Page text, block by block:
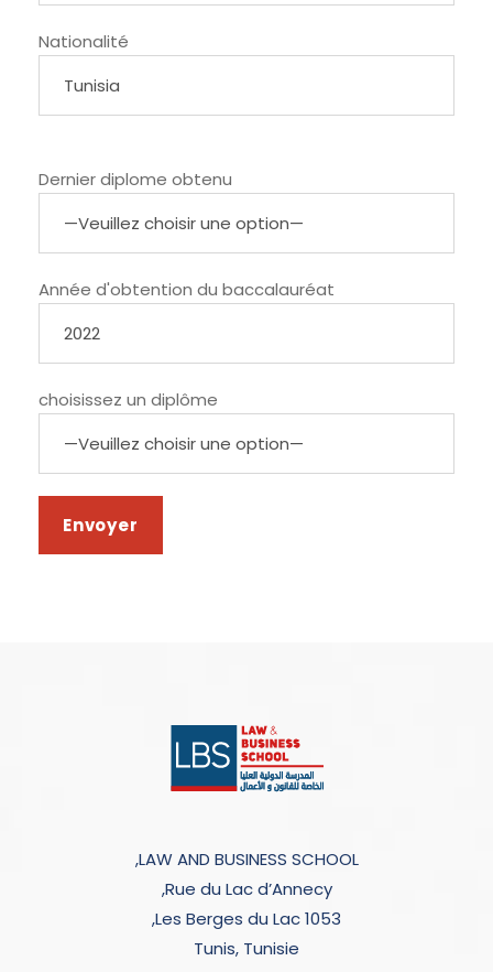
Nationalité
Dernier diplome obtenu
Année d'obtention du baccalauréat
choisissez un diplôme
LAW AND BUSINESS SCHOOL,
Rue du Lac d’Annecy,
Les Berges du Lac 1053,
Tunis, Tunisie